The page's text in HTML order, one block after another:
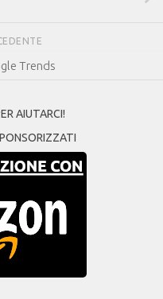
Trends
AIUTARCI!